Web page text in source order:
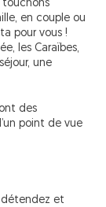
touchons
en couple ou
pour vous !
les Caraïbes,
une
des
point de vue
détendez et